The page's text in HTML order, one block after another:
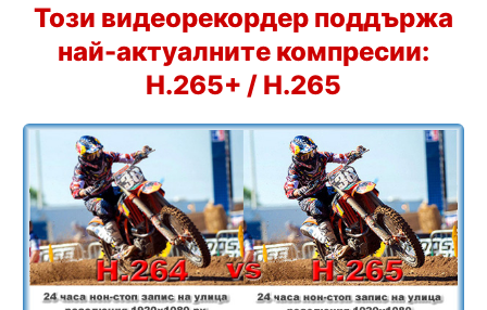
Този видеорекордер поддържа
най-актуалните компресии:
H.265+ / H.265